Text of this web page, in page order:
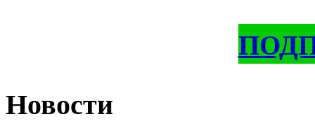
Новости